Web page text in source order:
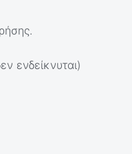
ενδείκνυται)